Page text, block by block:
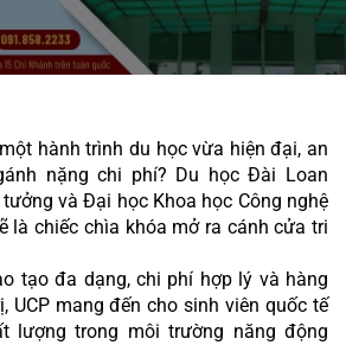
hành trình du học vừa hiện đại, an
nặng chi phí? Du học Đài Loan
và Đại học Khoa học Công nghệ
là chiếc chìa khóa mở ra cánh cửa tri
tạo đa dạng, chi phí hợp lý và hàng
UCP mang đến cho sinh viên quốc tế
lượng trong môi trường năng động